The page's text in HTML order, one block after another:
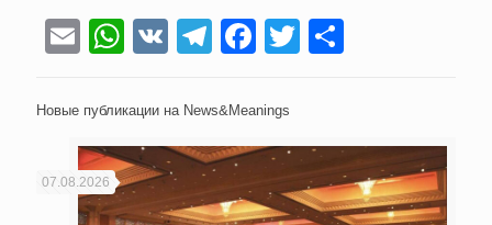
EmailWhatsApp
VKTelegram
Facebook
Twitter
Новые публикации на News&Meanings
07.08.2026